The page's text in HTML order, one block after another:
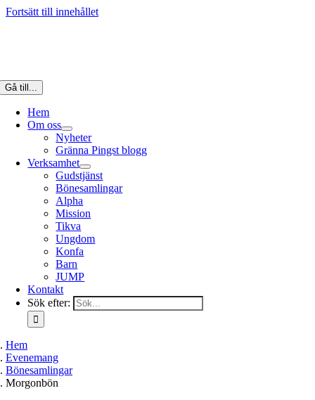
Fortsätt till innehållet
Gå till...
Hem
Om oss
Nyheter
Gränna Pingst blogg
Verksamhet
Gudstjänst
Bönesamlingar
Alpha
Mission
Tikva
Ungdom
Konfa
Barn
JUMP
Kontakt
Sök efter:
Hem
Evenemang
Bönesamlingar
Morgonbön